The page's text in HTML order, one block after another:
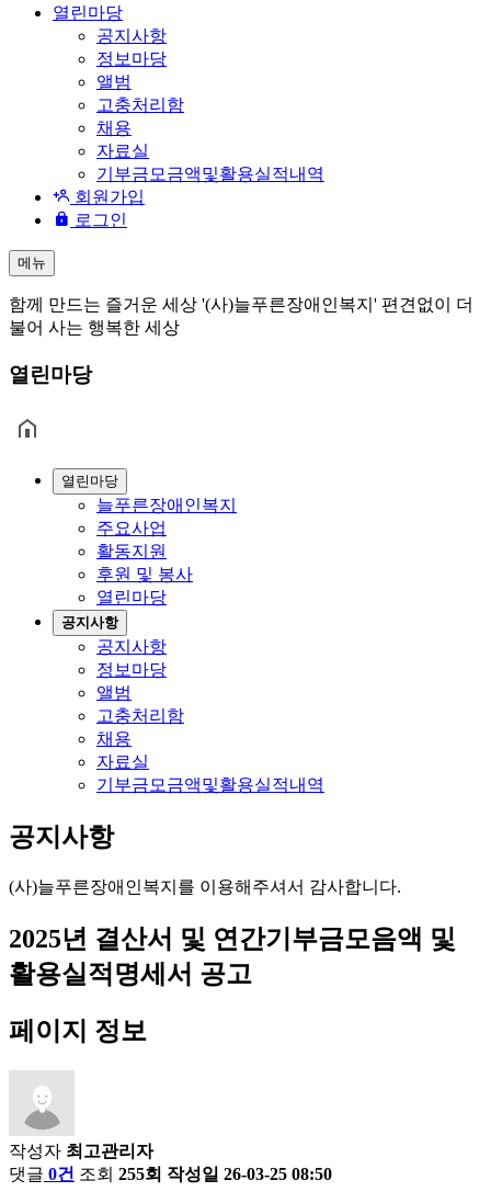
열린마당
공지사항
정보마당
앨범
고충처리함
채용
자료실
기부금모금액및활용실적내역
회원가입
로그인
메뉴
함께 만드는 즐거운 세상 '(사)늘푸른장애인복지' 편견없이 더
불어 사는 행복한 세상
열린마당
열린마당
늘푸른장애인복지
주요사업
활동지원
후원 및 봉사
열린마당
공지사항
공지사항
정보마당
앨범
고충처리함
채용
자료실
기부금모금액및활용실적내역
공지사항
(사)늘푸른장애인복지를 이용해주셔서 감사합니다.
2025년 결산서 및 연간기부금모음액 및
활용실적명세서 공고
페이지 정보
작성자 최고관리자
댓글 0건 조회 255회 작성일 26-03-25 08:50